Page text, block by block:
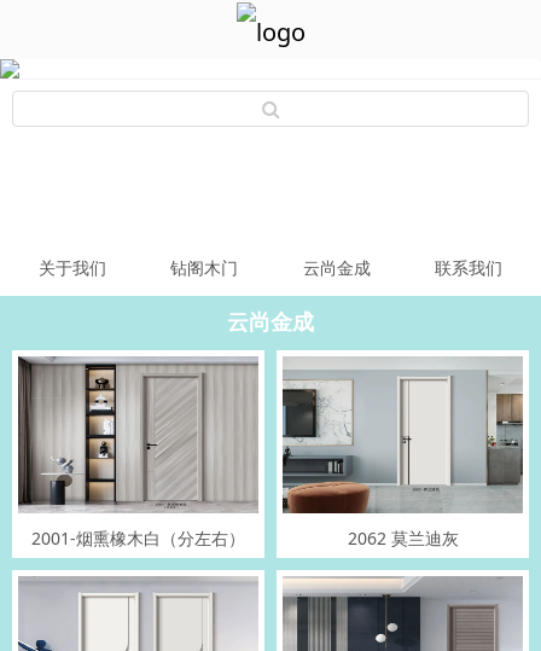
关于我们 钻阁木门 云尚金成 联系我们
云尚金成
2001-烟熏橡木白（分左右） 2062 莫兰迪灰